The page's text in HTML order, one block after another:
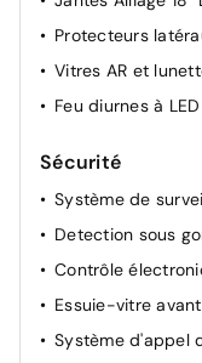
Protecteurs
Vitres AR et
Feu diurnes à LED
Sécurité
Système de
Detection sous
Contrôle
Essuie-vitre
Système d'appel